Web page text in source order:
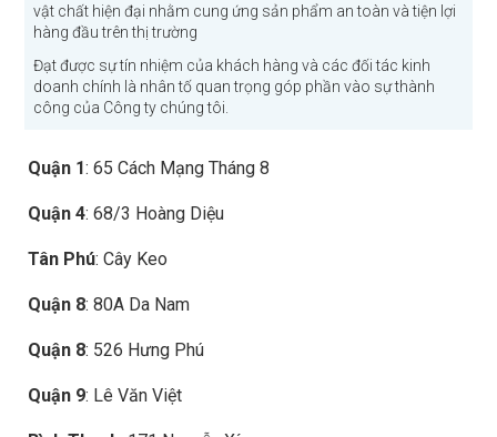
vật chất hiện đại nhằm cung ứng sản phẩm an toàn và tiện lợi
hàng đầu trên thị trường
Đạt được sự tín nhiệm của khách hàng và các đối tác kinh
doanh chính là nhân tố quan trọng góp phần vào sự thành
công của Công ty chúng tôi.
Quận 1: 65 Cách Mạng Tháng 8
Quận 4: 68/3 Hoàng Diệu
Tân Phú: Cây Keo
Quận 8: 80A Da Nam
Quận 8: 526 Hưng Phú
Quận 9: Lê Văn Việt